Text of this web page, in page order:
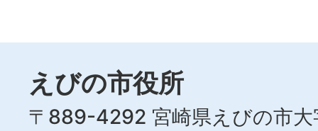
えびの市役所
〒889-4292 宮崎県えびの市大